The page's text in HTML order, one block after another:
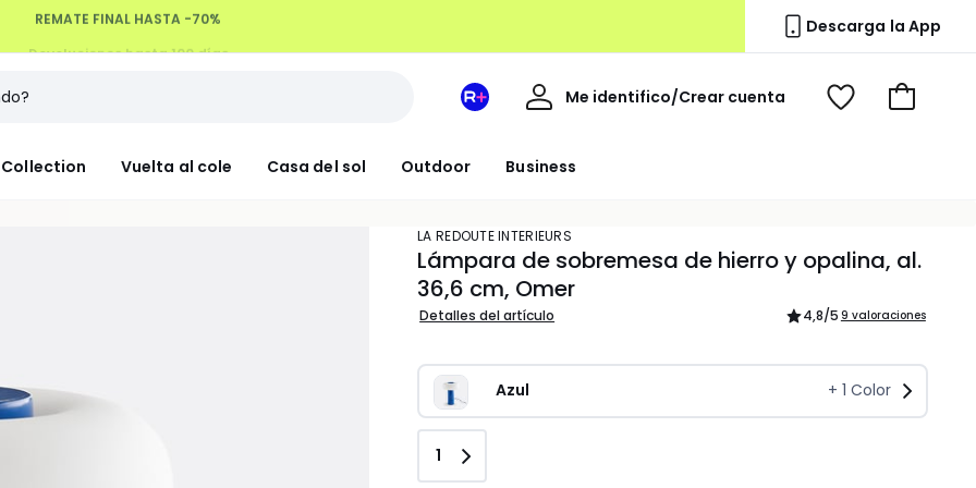
Devoluciones hasta 100 días Descarga la App
Collection Vuelta al cole Casa del sol Outdoor Business
Mi
Redoute
Me identifico/Crear cuenta
Mi
Ver
Ir
LA REDOUTE INTERIEURS
Lámpara de sobremesa de hierro y opalina, al.
36,6 cm, Omer
Detalles del artículo 4,8/5 9 valoraciones
Azul + 1 Color
Cantidad
1